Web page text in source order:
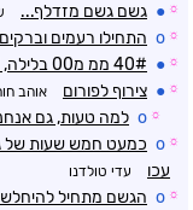
☼
● גשם גשם מזדלף...
☼
o התחילו רעמים וברקים
☼
● 40# ממ מ00 בלילה, 51 מתחילת המערכת.
☼
● צירוף לפורום אוהב
☼
o למה טעות, גם
☼
o כמעט חמש שעות של
עכו
עדי טולדנו
☼
o הגשם מתחיל להיחלש אחרי 5